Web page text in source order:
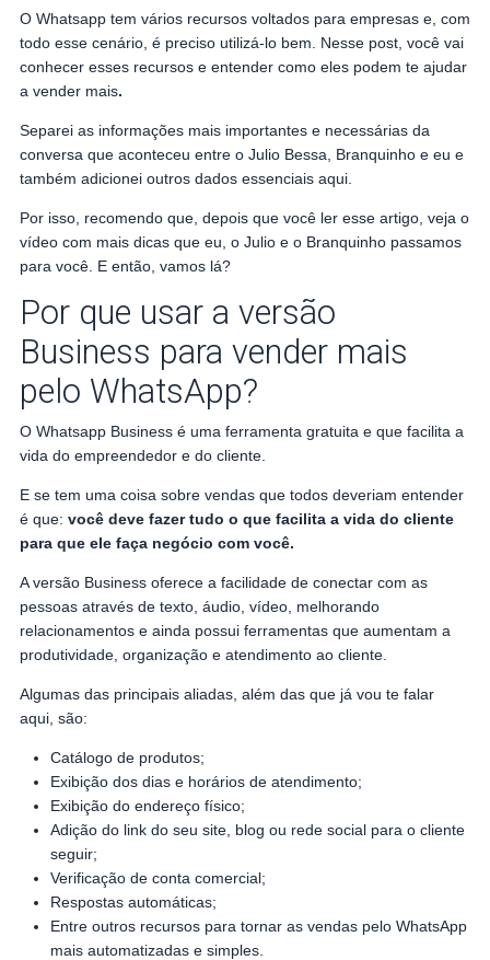
O Whatsapp tem vários recursos voltados para empresas e, com
todo esse cenário, é preciso utilizá-lo bem. Nesse post, você vai
conhecer esses recursos e entender como eles podem te ajudar
a vender mais.
Separei as informações mais importantes e necessárias da
conversa que aconteceu entre o Julio Bessa, Branquinho e eu e
também adicionei outros dados essenciais aqui.
Por isso, recomendo que, depois que você ler esse artigo, veja o
vídeo com mais dicas que eu, o Julio e o Branquinho passamos
para você. E então, vamos lá?
Por que usar a versão
Business para vender mais
pelo WhatsApp?
O Whatsapp Business é uma ferramenta gratuita e que facilita a
vida do empreendedor e do cliente.
E se tem uma coisa sobre vendas que todos deveriam entender
é que: você deve fazer tudo o que facilita a vida do cliente
para que ele faça negócio com você.
A versão Business oferece a facilidade de conectar com as
pessoas através de texto, áudio, vídeo, melhorando
relacionamentos e ainda possui ferramentas que aumentam a
produtividade, organização e atendimento ao cliente.
Algumas das principais aliadas, além das que já vou te falar
aqui, são:
Catálogo de produtos;
Exibição dos dias e horários de atendimento;
Exibição do endereço físico;
Adição do link do seu site, blog ou rede social para o cliente
seguir;
Verificação de conta comercial;
Respostas automáticas;
Entre outros recursos para tornar as vendas pelo WhatsApp
mais automatizadas e simples.